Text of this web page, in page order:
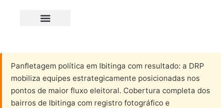
Panfletagem política em Ibitinga com resultado: a DRP
mobiliza equipes estrategicamente posicionadas nos
pontos de maior fluxo eleitoral. Cobertura completa dos
bairros de Ibitinga com registro fotográfico e